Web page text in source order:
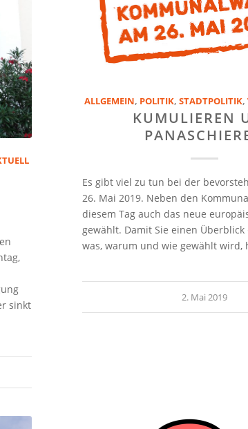
sinkt
ALLGEMEIN, POLITIK,STADTPOLITIK,
KUMULIEREN
Es gibt viel zu tun bei der
26. Mai 2019. Neben den
diesem Tag auch das neue
gewählt. Damit Sie einen
was, warum und wie gewählt wird,
2. Mai 2019